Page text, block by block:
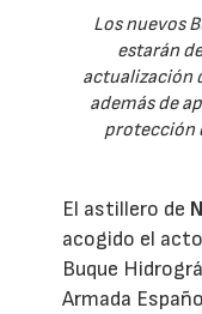
Los nuevos
estarán
actualización
además de
protección
El astillero de
acogido el
Buque
Armada